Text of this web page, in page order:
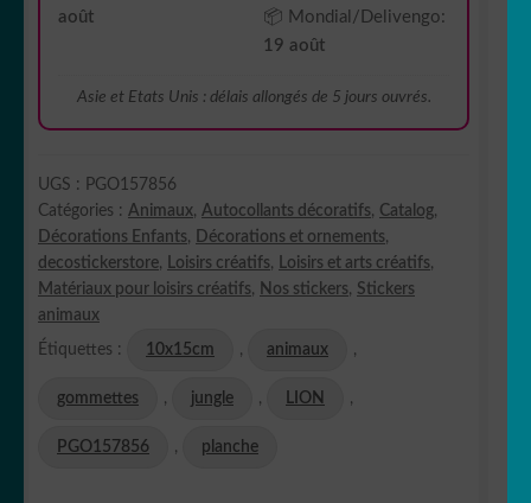
août
📦 Mondial/Delivengo:
19 août
Asie et Etats Unis : délais allongés de 5 jours ouvrés.
UGS :
PGO157856
Catégories : Animaux, Autocollants décoratifs, Catalog,
Décorations Enfants, Décorations et ornements,
decostickerstore, Loisirs créatifs, Loisirs et arts créatifs,
Matériaux pour loisirs créatifs, Nos stickers, Stickers
animaux
Étiquettes : 10x15cm , animaux ,
gommettes , jungle , LION ,
PGO157856 , planche